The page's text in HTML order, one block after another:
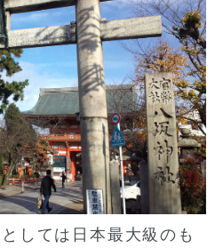
しては日本最大級のも